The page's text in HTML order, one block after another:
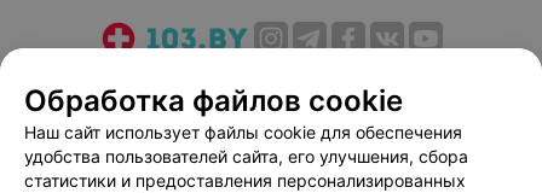
Медицинский маркетинг
Публичный договор
Пользовательское соглашение
Способы оплаты
Вакансии
Партнеры
Обработка файлов cookie
Наш сайт использует файлы cookie для обеспечения
удобства пользователей сайта, его улучшения, сбора
статистики и предоставления персонализированных